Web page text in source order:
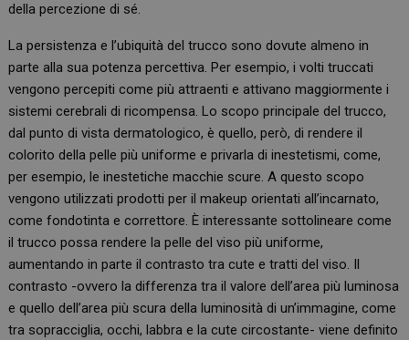
della percezione di sé.
La persistenza e l’ubiquità del trucco sono dovute almeno in
parte alla sua potenza percettiva. Per esempio, i volti truccati
vengono percepiti come più attraenti e attivano maggiormente i
sistemi cerebrali di ricompensa. Lo scopo principale del trucco,
dal punto di vista dermatologico, è quello, però, di rendere il
colorito della pelle più uniforme e privarla di inestetismi, come,
per esempio, le inestetiche macchie scure. A questo scopo
vengono utilizzati prodotti per il makeup orientati all’incarnato,
come fondotinta e correttore. È interessante sottolineare come
il trucco possa rendere la pelle del viso più uniforme,
aumentando in parte il contrasto tra cute e tratti del viso. Il
contrasto -ovvero la differenza tra il valore dell’area più luminosa
e quello dell’area più scura della luminosità di un’immagine, come
tra sopracciglia, occhi, labbra e la cute circostante- viene definito